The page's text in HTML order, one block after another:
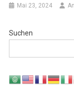
Mai 23, 2024
Suchen